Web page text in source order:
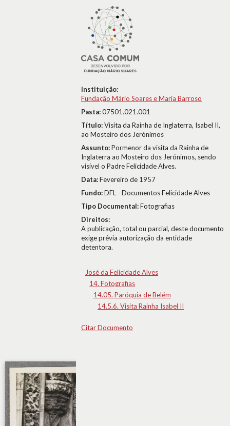
Instituição:
Fundação Mário Soares e Maria Barroso
Pasta:07501.021.001
Título:Visita da Rainha de Inglaterra, Isabel II,
ao Mosteiro dos Jerónimos
Assunto:Pormenor da visita da Rainha de
Inglaterra ao Mosteiro dos Jerónimos, sendo
visível o Padre Felicidade Alves.
Data:Fevereiro de 1957
Fundo:DFL - Documentos Felicidade Alves
Tipo Documental:Fotografias
Direitos:
A publicação, total ou parcial, deste documento
exige prévia autorização da entidade
detentora.
José da Felicidade Alves
14. Fotografias
14.05. Paróquia de Belém
14.5.6. Visita Rainha Isabel II
Citar Documento